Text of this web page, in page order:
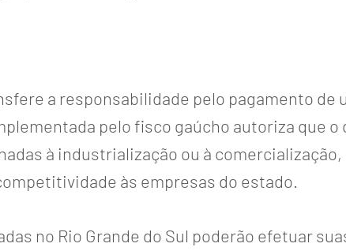
a responsabilidade pelo pagamento de
pelo fisco gaúcho autoriza que
à industrialização ou à
às empresas do estado.
no Rio Grande do Sul poderão efetuar